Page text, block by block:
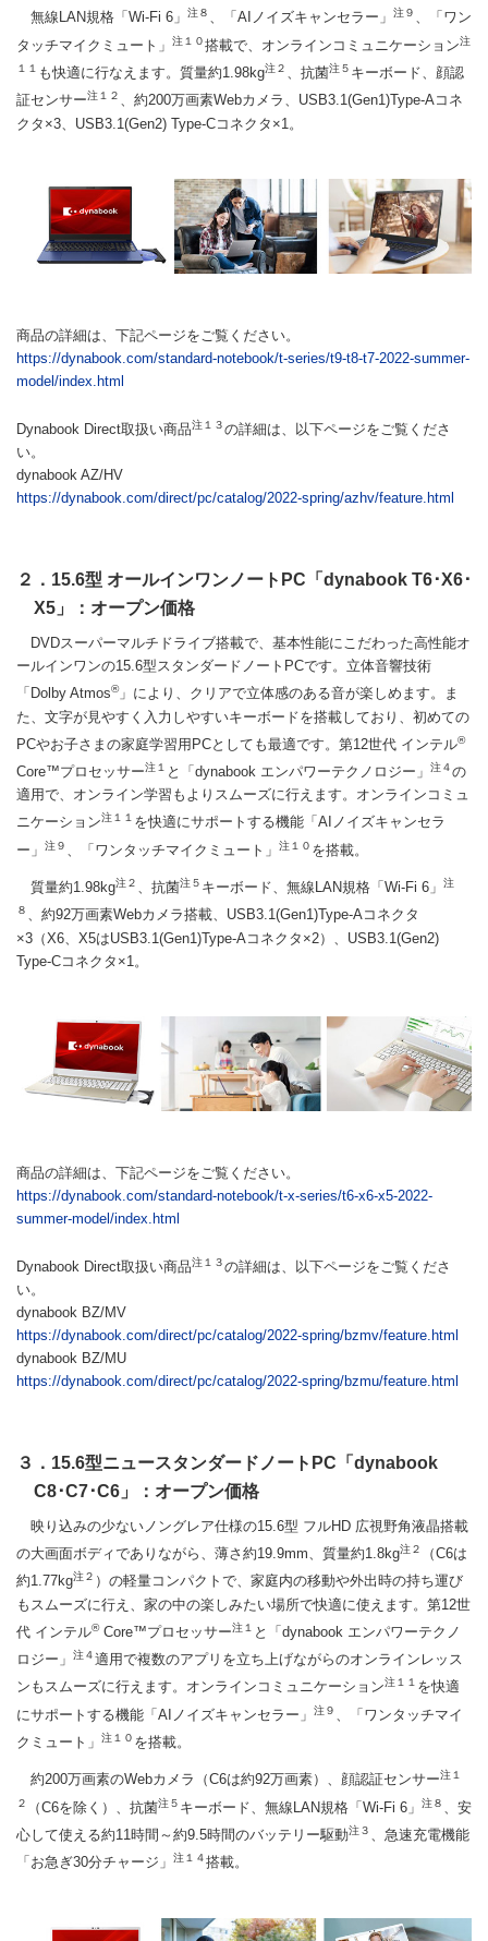
無線LAN規格「Wi-Fi 6」 注８ 、「AIノイズキャンセラー」 注９ 、「ワン
タッチマイクミュート」
注１０搭載で、オンラインコミュニケーション注
１１ も快適に行なえます。質量約1.98kg注２ 、抗菌注５ キーボード、顔認
証センサー注１２ 、約200万画素Webカメラ、USB3.1(Gen1)Type-Aコネ
クタ×3、USB3.1(Gen2) Type-Cコネクタ×1。
商品の詳細は、下記ページをご覧ください。
https://dynabook.com/standard-notebook/t-series/t9-t8-t7-2022-summer-
model/index.html
Dynabook Direct取扱い商品注１３の詳細は、以下ページをご覧くださ
い。
dynabook AZ/HV
https://dynabook.com/direct/pc/catalog/2022-spring/azhv/feature.html
２．15.6型 オールインワンノートPC「dynabook T6･X6･
X5」：オープン価格
DVDスーパーマルチドライブ搭載で、基本性能にこだわった高性能オ
ールインワンの15.6型スタンダードノートPCです。立体音響技術
「Dolby Atmos®」により、クリアで立体感のある音が楽しめます。ま
た、文字が見やすく入力しやすいキーボードを搭載しており、初めての
PCやお子さまの家庭学習用PCとしても最適です。第12世代 インテル®
Core™プロセッサー注１ と「dynabook エンパワーテクノロジー」 注４の
適用で、オンライン学習もよりスムーズに行えます。オンラインコミュ
ニケーション注１１ を快適にサポートする機能「AIノイズキャンセラ
ー」
注９ 、「ワンタッチマイクミュート」 注１０ を搭載。
質量約1.98kg注２ 、抗菌注５ キーボード、無線LAN規格「Wi-Fi 6」 注
８ 、約92万画素Webカメラ搭載、USB3.1(Gen1)Type-Aコネクタ
×3（X6、X5はUSB3.1(Gen1)Type-Aコネクタ×2）、USB3.1(Gen2)
Type-Cコネクタ×1。
商品の詳細は、下記ページをご覧ください。
https://dynabook.com/standard-notebook/t-x-series/t6-x6-x5-2022-
summer-model/index.html
Dynabook Direct取扱い商品注１３の詳細は、以下ページをご覧くださ
い。
dynabook BZ/MV
https://dynabook.com/direct/pc/catalog/2022-spring/bzmv/feature.html
dynabook BZ/MU
https://dynabook.com/direct/pc/catalog/2022-spring/bzmu/feature.html
３．15.6型ニュースタンダードノートPC「dynabook
C8･C7･C6」：オープン価格
映り込みの少ないノングレア仕様の15.6型 フルHD 広視野角液晶搭載
の大画面ボディでありながら、薄さ約19.9mm、質量約1.8kg注２
（C6は
約1.77kg注２ ）の軽量コンパクトで、家庭内の移動や外出時の持ち運び
もスムーズに行え、家の中の楽しみたい場所で快適に使えます。第12世
代 インテル®Core™プロセッサー注１ と「dynabook エンパワーテクノ
ロジー」
注４適用で複数のアプリを立ち上げながらのオンラインレッス
ンもスムーズに行えます。オンラインコミュニケーション注１１ を快適
にサポートする機能「AIノイズキャンセラー」
注９ 、「ワンタッチマイ
クミュート」
注１０ を搭載。
約200万画素のWebカメラ（C6は約92万画素）、顔認証センサー注１
２ （C6を除く）、抗菌注５ キーボード、無線LAN規格「Wi-Fi 6」 注８ 、安
心して使える約11時間～約9.5時間のバッテリー駆動注３ 、急速充電機能
「お急ぎ30分チャージ」
注１４搭載。